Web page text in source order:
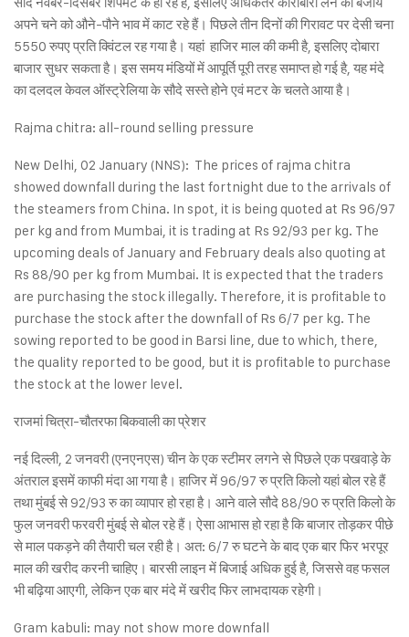
अपने चने को औने-पौने भाव में काट रहे हैं। पिछले तीन दिनों की गिरावट पर देसी चना
5550 रुपए प्रति क्विंटल रह गया है। यहां हाजिर माल की कमी है, इसलिए दोबारा
बाजार सुधर सकता है। इस समय मंडियों में आपूर्ति पूरी तरह समाप्त हो गई है, यह मंदे
का दलदल केवल ऑस्ट्रेलिया के सौदे सस्ते होने एवं मटर के चलते आया है।
Rajma chitra: all-round selling pressure
New Delhi, 02 January (NNS): The prices of rajma chitra
showed downfall during the last fortnight due to the arrivals of
the steamers from China. In spot, it is being quoted at Rs 96/97
per kg and from Mumbai, it is trading at Rs 92/93 per kg. The
upcoming deals of January and February deals also quoting at
Rs 88/90 per kg from Mumbai. It is expected that the traders
are purchasing the stock illegally. Therefore, it is profitable to
purchase the stock after the downfall of Rs 6/7 per kg. The
sowing reported to be good in Barsi line, due to which, there,
the quality reported to be good, but it is profitable to purchase
the stock at the lower level.
राजमां चित्रा-चौतरफा बिकवाली का प्रेशर
नई दिल्ली, 2 जनवरी (एनएनएस) चीन के एक स्टीमर लगने से पिछले एक पखवाड़े के
अंतराल इसमें काफी मंदा आ गया है। हाजिर में 96/97 रु प्रति किलो यहां बोल रहे हैं
तथा मुंबई से 92/93 रु का व्यापार हो रहा है। आने वाले सौदे 88/90 रु प्रति किलो के
फुल जनवरी फरवरी मुंबई से बोल रहे हैं। ऐसा आभास हो रहा है कि बाजार तोड़कर पीछे
से माल पकड़ने की तैयारी चल रही है। अत: 6/7 रु घटने के बाद एक बार फिर भरपूर
माल की खरीद करनी चाहिए। बारसी लाइन में बिजाई अधिक हुई है, जिससे वह फसल
भी बढ़िया आएगी, लेकिन एक बार मंदे में खरीद फिर लाभदायक रहेगी।
Gram kabuli: may not show more downfall